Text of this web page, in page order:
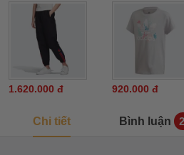
1.620.000 đ 920.000 đ
Chi tiết Bình luận